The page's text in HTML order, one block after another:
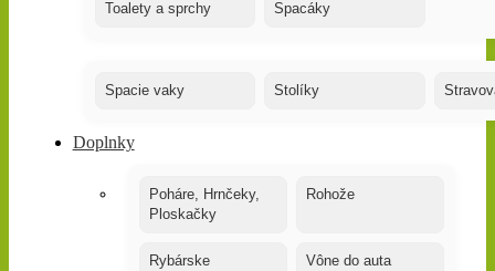
Toalety a sprchy Spacáky
Spacie vaky Stolíky
Doplnky
Poháre, Hrnčeky,
Ploskačky
Rohože
Rybárske
Vône do auta